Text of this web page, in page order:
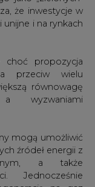
zarówno energia
źródła produkcji
jednostek
i znacznie
do uznania
państwami
kontekście skoku
akt